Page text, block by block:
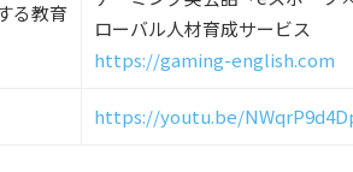
る教育
ローバル人材育成サービス
https://gaming-english.com
https://youtu.be/